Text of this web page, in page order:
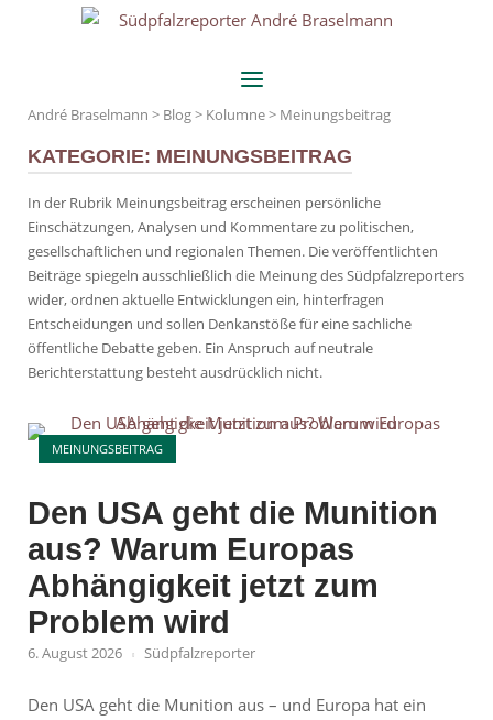
Home
Menu
André Braselmann > Blog> Kolumne> Meinungsbeitrag
KATEGORIE: MEINUNGSBEITRAG
In der Rubrik Meinungsbeitrag erscheinen persönliche
Einschätzungen, Analysen und Kommentare zu politischen,
gesellschaftlichen und regionalen Themen. Die veröffentlichten
Beiträge spiegeln ausschließlich die Meinung des Südpfalzreporters
wider, ordnen aktuelle Entwicklungen ein, hinterfragen
Entscheidungen und sollen Denkanstöße für eine sachliche
öffentliche Debatte geben. Ein Anspruch auf neutrale
Berichterstattung besteht ausdrücklich nicht.
MEINUNGSBEITRAG
Open post
Den USA geht die Munition
aus? Warum Europas
Abhängigkeit jetzt zum
Problem wird
6. August 2026 Südpfalzreporter
Den USA geht die Munition aus – und Europa hat ein